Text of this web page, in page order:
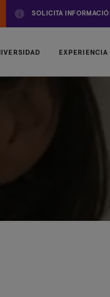
SOLICITA
EXPERIENCIA